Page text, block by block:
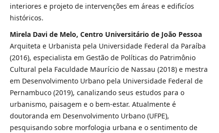
interiores e projeto de intervenções em áreas e edificíos
históricos.
Mirela Davi de Melo, Centro Universitário de João Pessoa
Arquiteta e Urbanista pela Universidade Federal da Paraíba
(2016), especialista em Gestão de Políticas do Patrimônio
Cultural pela Faculdade Maurício de Nassau (2018) e mestra
em Desenvolvimento Urbano pela Universidade Federal de
Pernambuco (2019), canalizando seus estudos para o
urbanismo, paisagem e o bem-estar. Atualmente é
doutoranda em Desenvolvimento Urbano (UFPE),
pesquisando sobre morfologia urbana e o sentimento de